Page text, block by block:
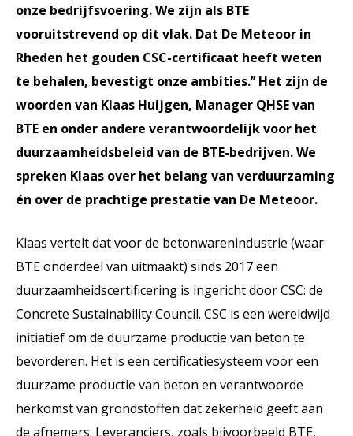
onze bedrijfsvoering. We zijn als BTE
vooruitstrevend op dit vlak. Dat De Meteoor in
Rheden het gouden CSC-certificaat heeft weten
te behalen, bevestigt onze ambities.’’ Het zijn de
woorden van Klaas Huijgen, Manager QHSE van
BTE en onder andere verantwoordelijk voor het
duurzaamheidsbeleid van de BTE-bedrijven. We
spreken Klaas over het belang van verduurzaming
én over de prachtige prestatie van De Meteoor.
Klaas vertelt dat voor de betonwarenindustrie (waar
BTE onderdeel van uitmaakt) sinds 2017 een
duurzaamheidscertificering is ingericht door CSC: de
Concrete Sustainability Council. CSC is een wereldwijd
initiatief om de duurzame productie van beton te
bevorderen. Het is een certificatiesysteem voor een
duurzame productie van beton en verantwoorde
herkomst van grondstoffen dat zekerheid geeft aan
de afnemers. Leveranciers, zoals bijvoorbeeld BTE,